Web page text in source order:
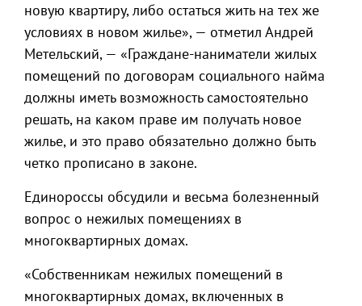
новую квартиру, либо остаться жить на тех же
условиях в новом жилье», — отметил Андрей
Метельский, — «Граждане-наниматели жилых
помещений по договорам социального найма
должны иметь возможность самостоятельно
решать, на каком праве им получать новое
жилье, и это право обязательно должно быть
четко прописано в законе.
Единороссы обсудили и весьма болезненный
вопрос о нежилых помещениях в
многоквартирных домах.
«Собственникам нежилых помещений в
многоквартирных домах, включенных в